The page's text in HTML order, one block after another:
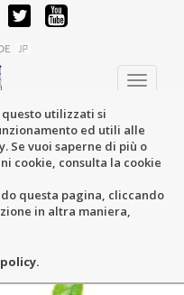
utilizzati si
ed utili alle
Se vuoi saperne di più o
cookie, consulta la cookie
questa pagina, cliccando
in altra maniera,
Toggle